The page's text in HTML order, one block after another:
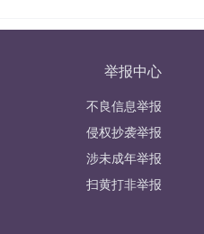
举报中心
不良信息举报
侵权抄袭举报
涉未成年举报
扫黄打非举报